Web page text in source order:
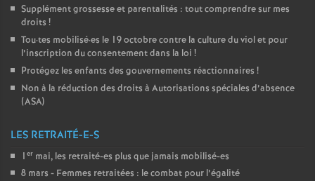
Supplément grossesse et parentalités : tout comprendre sur mes
droits !
Tou·tes mobilisé·es le 19 octobre contre la culture du viol et pour
l’inscription du consentement dans la loi !
Protégez les enfants des gouvernements réactionnaires !
Non à la réduction des droits à Autorisations spéciales d’absence
(ASA)
LES RETRAITÉ-E-S
1 er mai, les retraité-es plus que jamais mobilisé-es
8 mars - Femmes retraitées : le combat pour l’égalité